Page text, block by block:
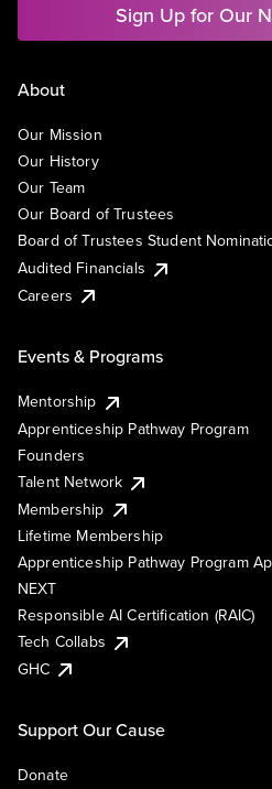
Sign Up for Our
About
Our Mission
Our History
Our Team
Our Board of Trustees
Board of Trustees Student
Audited Financials
Careers
Events & Programs
Mentorship
Apprenticeship Pathway Program
Founders
Talent Network
Membership
Lifetime Membership
Apprenticeship Pathway Program
NEXT
Responsible AI Certification (RAIC)
Tech Collabs
GHC
Support Our Cause
Donate